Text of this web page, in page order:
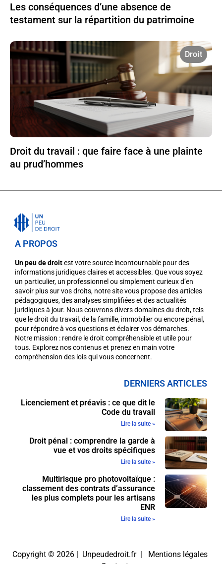
Les conséquences d’une absence de
testament sur la répartition du patrimoine
Droit
Droit du travail : que faire face à une plainte
au prud’hommes
A PROPOS
Un peu de droitest votre source incontournable pour des
informations juridiques claires et accessibles. Que vous soyez
un particulier, un professionnel ou simplement curieux d’en
savoir plus sur vos droits, notre site vous propose des articles
pédagogiques, des analyses simplifiées et des actualités
juridiques à jour. Nous couvrons divers domaines du droit, tels
que le droit du travail, de la famille, immobilier ou encore pénal,
pour répondre à vos questions et éclairer vos démarches.
Notre mission : rendre le droit compréhensible et utile pour
tous. Explorez nos contenus et prenez en main votre
compréhension des lois qui vous concernent.
DERNIERS ARTICLES
Licenciement et préavis : ce que dit le
Code du travail
Lire la suite »
Droit pénal : comprendre la garde à
vue et vos droits spécifiques
Lire la suite »
Multirisque pro photovoltaïque :
classement des contrats d’assurance
les plus complets pour les artisans
ENR
Lire la suite »
Copyright © 2026 | Unpeudedroit.fr |
Mentions légales